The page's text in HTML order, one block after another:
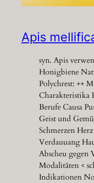
Apis
syn. Apis
Honigbiene
Polychrest: ++
Charakteristika
Berufe Causa
Geist und
Schmerzen
Verdauuang
Abscheu gegen
Modalitäten <
Indikationen